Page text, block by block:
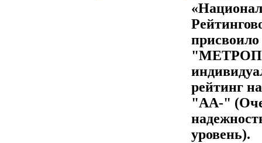
рейтинг
"АА-"
уровень).